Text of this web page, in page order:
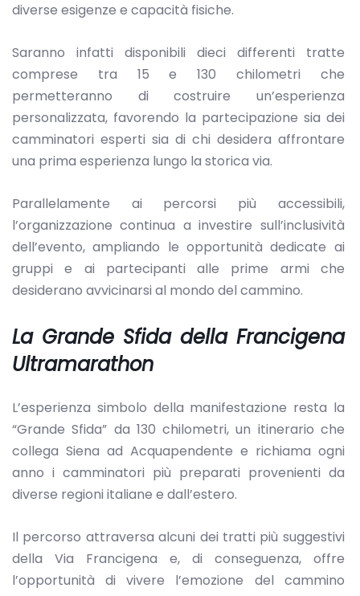
diverse esigenze e capacità fisiche.
Saranno infatti disponibili dieci differenti tratte
comprese tra 15 e 130 chilometri che
permetteranno di costruire un’esperienza
personalizzata, favorendo la partecipazione sia dei
camminatori esperti sia di chi desidera affrontare
una prima esperienza lungo la storica via.
Parallelamente ai percorsi più accessibili,
l’organizzazione continua a investire sull’inclusività
dell’evento, ampliando le opportunità dedicate ai
gruppi e ai partecipanti alle prime armi che
desiderano avvicinarsi al mondo del cammino.
La Grande Sfida della Francigena
Ultramarathon
L’esperienza simbolo della manifestazione resta la
“Grande Sfida” da 130 chilometri, un itinerario che
collega Siena ad Acquapendente e richiama ogni
anno i camminatori più preparati provenienti da
diverse regioni italiane e dall’estero.
Il percorso attraversa alcuni dei tratti più suggestivi
della Via Francigena e, di conseguenza, offre
l’opportunità di vivere l’emozione del cammino